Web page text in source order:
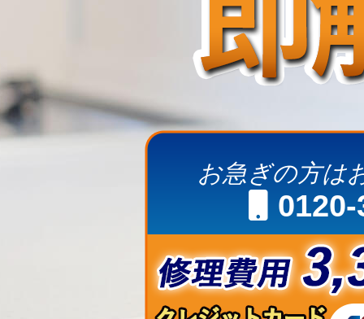
お急ぎの方は